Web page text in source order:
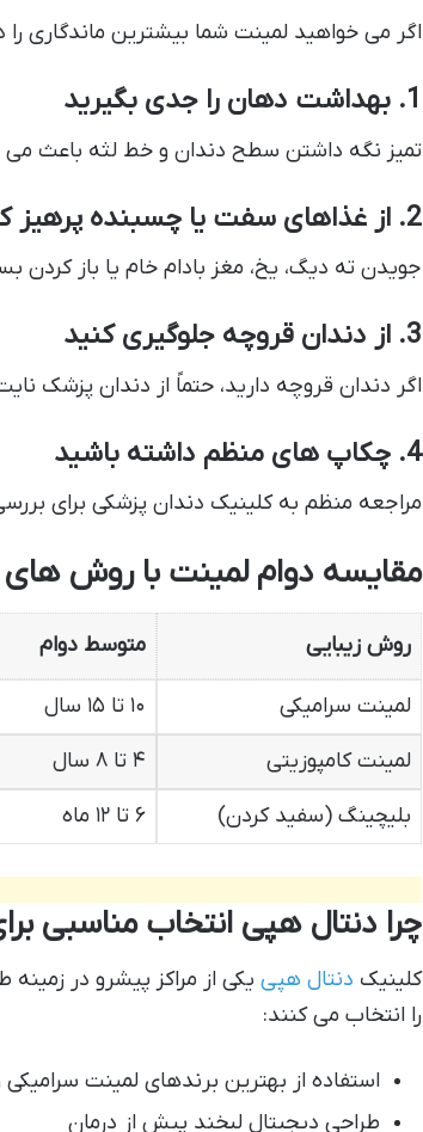
اگر می خواهید لمینت شما بیشترین ماندگاری
1. بهداشت دهان را جدی بگیرید
تمیز نگه داشتن سطح دندان و خط لثه باعث می
2. از غذاهای سفت یا چسبنده پرهیز کنید
جویدن ته دیگ، یخ، مغز بادام خام یا باز
3. از دندان قروچه جلوگیری کنید
اگر دندان قروچه دارید، حتماً از دندان پزشک
4. چکاپ های منظم داشته باشید
مراجعه منظم به کلینیک دندان پزشکی برای
مقایسه دوام لمینت با روش های
روش زیبایی متوسط دوام
لمینت سرامیکی ۱۰ تا ۱۵ سال
لمینت کامپوزیتی
۴ تا ۸ سال
بلیچینگ (سفید کردن)
۶ تا ۱۲ ماه
چرا دنتال هپی انتخاب مناسبی
کلینیک دنتال هپی یکی از مراکز پیشرو در
را انتخاب می کنند:
استفاده از بهترین برندهای لمینت سرامیکی
طراحی دیجیتال لبخند پیش از درمان